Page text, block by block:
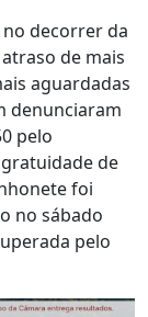
decorrer da
de mais
aguardadas
denunciaram
pelo
de
foi
no sábado
pelo